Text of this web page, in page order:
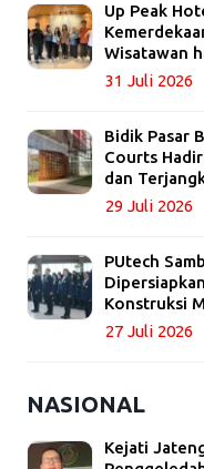
Up Peak
Wisatawan
31 Juli 2026
Bidik Pasar
Courts
dan
29 Juli 2026
PUtech
Konstruksi
27 Juli 2026
NASIONAL
Kejati